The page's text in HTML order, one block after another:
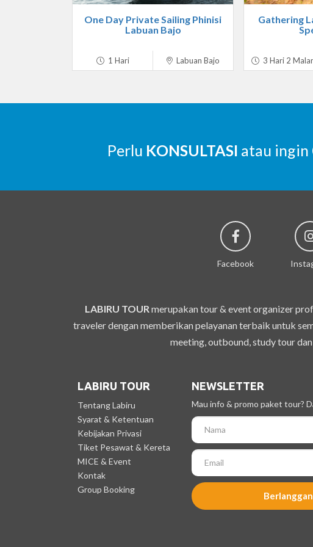
One Day Private Sailing Phinisi
Labuan Bajo
1 Hari Labuan Bajo
Gathering
3 Hari 2
Perlu KONSULTASI atau ingin
Facebook
LABIRU TOUR merupakan tour & event organizer
traveler dengan memberikan pelayanan terbaik untuk
meeting, outbound, study tour
LABIRU TOUR
Tentang Labiru
Syarat & Ketentuan
Kebijakan Privasi
Tiket Pesawat & Kereta
MICE & Event
Kontak
Group Booking
NEWSLETTER
Mau info & promo paket tour?